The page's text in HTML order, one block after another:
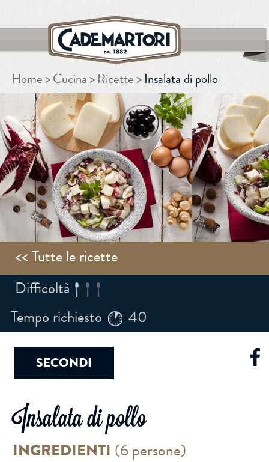
Home Cucina Ricette Insalata di pollo
<< Tutte le ricette
Difficoltà
Tempo richiesto
40
SECONDI
Insalata di pollo
INGREDIENTI (6 persone)